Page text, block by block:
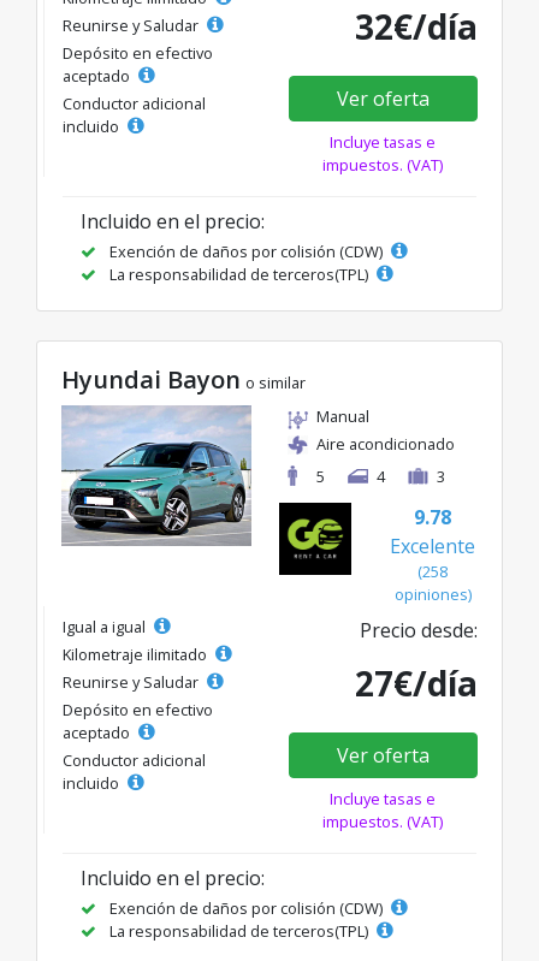
Reunirse y Saludar
Depósito en efectivo
aceptado
Conductor adicional
incluido
32€/día
Ver oferta
Incluye tasas e
impuestos. (VAT)
Incluido en el precio:
Exención de daños por colisión (CDW)
La responsabilidad de terceros(TPL)
Hyundai Bayon o similar
Manual
Aire acondicionado
5
4 3
9.78
Excelente
(258
opiniones)
Igual a igual
Kilometraje ilimitado
Reunirse y Saludar
Depósito en efectivo
aceptado
Conductor adicional
incluido
Precio desde:
27€/día
Ver oferta
Incluye tasas e
impuestos. (VAT)
Incluido en el precio:
Exención de daños por colisión (CDW)
La responsabilidad de terceros(TPL)